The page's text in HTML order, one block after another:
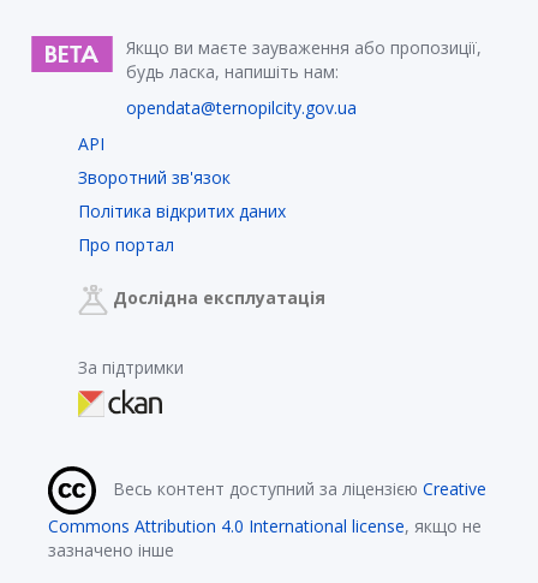
Якщо ви маєте зауваження або пропозиції,
будь ласка, напишіть нам:
opendata@ternopilcity.gov.ua
API
Зворотний зв'язок
Політика відкритих даних
Про портал
Дослідна експлуатація
За підтримки
Весь контент доступний за ліцензією Creative
Commons Attribution 4.0 International license, якщо не
зазначено інше